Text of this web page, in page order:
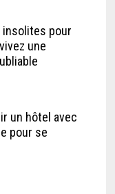
insolites pour
une
un hôtel avec
pour se